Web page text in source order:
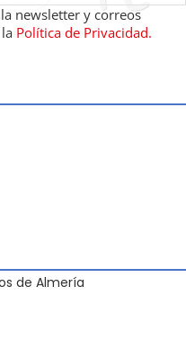
newsletter y correos
Política de Privacidad.
de Almería